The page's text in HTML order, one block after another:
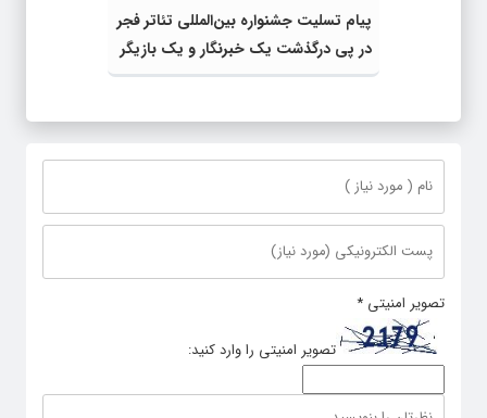
پیام تسلیت جشنواره بین‌المللی تئاتر فجر
در پی درگذشت یک خبرنگار و یک بازیگر
تصویر امنیتی *
تصویر امنیتی را وارد کنید: